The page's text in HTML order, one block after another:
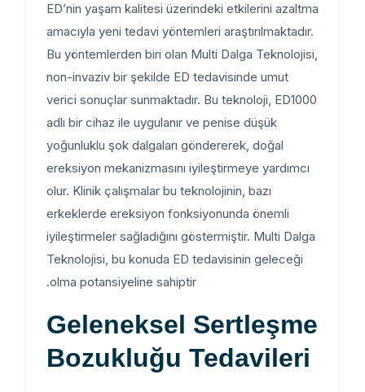
ED’nin yaşam kalitesi üzerindeki etkilerini azaltma
amacıyla yeni tedavi yöntemleri araştırılmaktadır.
Bu yöntemlerden biri olan Multi Dalga Teknolojisi,
non-invaziv bir şekilde ED tedavisinde umut
verici sonuçlar sunmaktadır. Bu teknoloji, ED1000
adlı bir cihaz ile uygulanır ve penise düşük
yoğunluklu şok dalgaları göndererek, doğal
ereksiyon mekanizmasını iyileştirmeye yardımcı
olur. Klinik çalışmalar bu teknolojinin, bazı
erkeklerde ereksiyon fonksiyonunda önemli
iyileştirmeler sağladığını göstermiştir. Multi Dalga
Teknolojisi, bu konuda ED tedavisinin geleceği
olma potansiyeline sahiptir.
Geleneksel Sertleşme
Bozukluğu Tedavileri